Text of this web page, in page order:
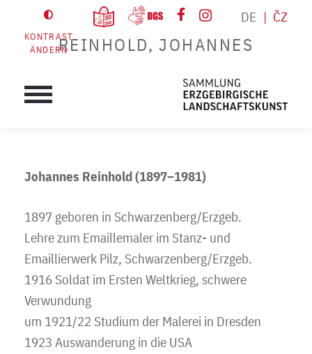
KONTRAST
ÄNDERN
DE ČZ
REINHOLD, JOHANNES
Johannes Reinhold (1897–1981)
1897 geboren in Schwarzenberg/Erzgeb.
Lehre zum Emaillemaler im Stanz- und
Emaillierwerk Pilz, Schwarzenberg/Erzgeb.
1916 Soldat im Ersten Weltkrieg, schwere
Verwundung
um 1921/22 Studium der Malerei in Dresden
1923 Auswanderung in die USA